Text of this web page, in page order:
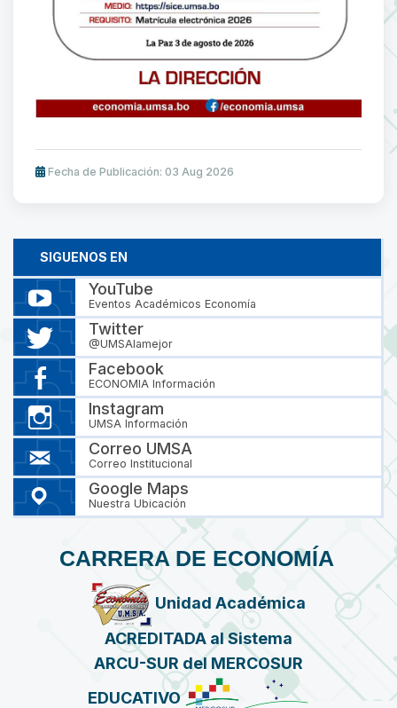
Fecha de Publicación: 03 Aug 2026
SIGUENOS EN
YouTube
Eventos Académicos Economía
Twitter
@UMSAlamejor
Facebook
ECONOMIA Información
Instagram
UMSA Información
Correo UMSA
Correo Institucional
Google Maps
Nuestra Ubicación
CARRERA DE ECONOMÍA
Unidad Académica
ACREDITADA al Sistema
ARCU-SUR del MERCOSUR
EDUCATIVO